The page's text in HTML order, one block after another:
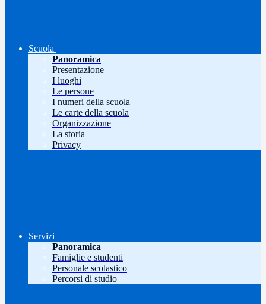
Scuola
Panoramica
Presentazione
I luoghi
Le persone
I numeri della scuola
Le carte della scuola
Organizzazione
La storia
Privacy
Servizi
Panoramica
Famiglie e studenti
Personale scolastico
Percorsi di studio